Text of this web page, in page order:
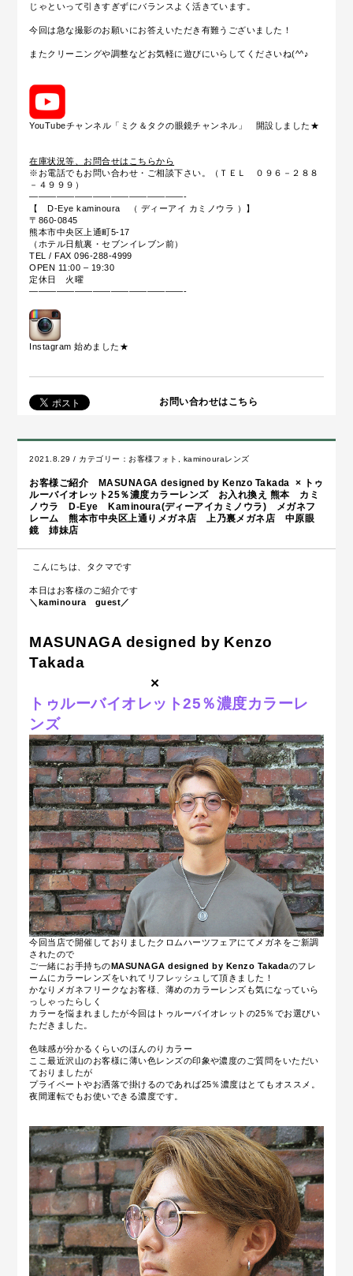
じゃといって引きすぎずにバランスよく活きています。
今回は急な撮影のお願いにお答えいただき有難うございました！
またクリーニングや調整などお気軽に遊びにいらしてくださいね(^^♪
YouTubeチャンネル「ミク＆タクの眼鏡チャンネル」 開設しました★
在庫状況等、お問合せはこちらから
※お電話でもお問い合わせ・ご相談下さい。（ＴＥＬ ０９６－２８８
－４９９９）
—————————————————-
【 D-Eye kaminoura （ ディーアイ カミノウラ ）】
〒860-0845
熊本市中央区上通町5-17
（ホテル日航裏・セブンイレブン前）
TEL / FAX 096-288-4999
OPEN 11:00 – 19:30
定休日 火曜
—————————————————-
Instagram 始めました ★
お問い合わせはこちら
2021.8.29 / カテゴリー： お客様フォト kaminouraレンズ
お客様ご紹介 MASUNAGA designed by Kenzo Takada × トゥ
ルーバイオレット25％濃度カラーレンズ お入れ換え 熊本 カミ
ノウラ D-Eye Kaminoura(ディーアイカミノウラ) メガネフ
レーム 熊本市中央区上通りメガネ店 上乃裏メガネ店 中原眼
鏡 姉妹店
こんにちは、タクマです
本日はお客様のご紹介です
＼kaminoura guest／
MASUNAGA designed by Kenzo
Takada
×
トゥルーバイオレット25％濃度カラーレ
ンズ
今回当店で開催しておりましたクロムハーツフェアにてメガネをご新調
されたので
ご一緒にお手持ちのMASUNAGA designed by Kenzo Takadaのフレ
ームに カラーレンズをいれてリフレッシュして頂きました！
かなりメガネフリークなお客様、薄めのカラーレンズも気になっていら
っしゃったらしく
カラーを悩まれましたが今回はトゥルーバイオレットの25％でお選びい
ただきました。
色味感が分かるくらいのほんのりカラー
ここ最近沢山のお客様に薄い色レンズの印象や濃度のご質問をいただい
ておりましたが
プライベートやお洒落で掛けるのであれば25％濃度はとてもオススメ。
夜間運転でもお使いできる濃度です。